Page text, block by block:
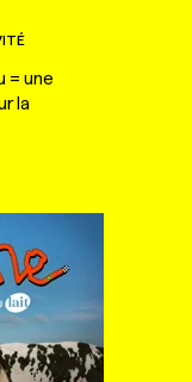
= une
la